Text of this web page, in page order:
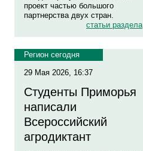
проект частью большого
партнерства двух стран.
статьи раздела
Регион сегодня
29 Мая 2026, 16:37
Студенты Приморья
написали
Всероссийский
агродиктант